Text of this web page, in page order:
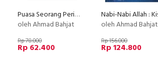
Puasa Seorang Perindu
oleh Ahmad Bahjat
Rp 78.000
Rp 62.400
oleh Ahmad Bahjat
Rp 156.000
Rp 124.800